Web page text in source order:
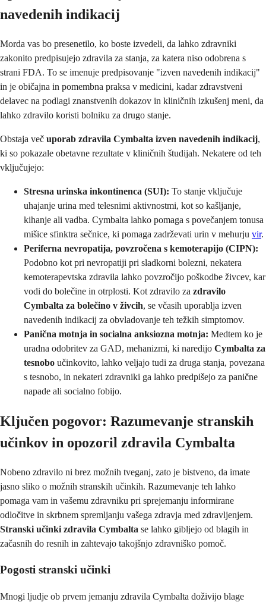
navedenih indikacij
Morda vas bo presenetilo, ko boste izvedeli, da lahko zdravniki
zakonito predpisujejo zdravila za stanja, za katera niso odobrena s
strani FDA. To se imenuje predpisovanje "izven navedenih indikacij"
in je običajna in pomembna praksa v medicini, kadar zdravstveni
delavec na podlagi znanstvenih dokazov in kliničnih izkušenj meni, da
lahko zdravilo koristi bolniku za drugo stanje.
Obstaja več uporab zdravila Cymbalta izven navedenih indikacij,
ki so pokazale obetavne rezultate v kliničnih študijah. Nekatere od teh
vključujejo:
Stresna urinska inkontinenca (SUI): To stanje vključuje
uhajanje urina med telesnimi aktivnostmi, kot so kašljanje,
kihanje ali vadba. Cymbalta lahko pomaga s povečanjem tonusa
mišice sfinktra sečnice, ki pomaga zadrževati urin v mehurju vir.
Periferna nevropatija, povzročena s kemoterapijo (CIPN):
Podobno kot pri nevropatiji pri sladkorni bolezni, nekatera
kemoterapevtska zdravila lahko povzročijo poškodbe živcev, kar
vodi do bolečine in otrplosti. Kot zdravilo za zdravilo
Cymbalta za bolečino v živcih, se včasih uporablja izven
navedenih indikacij za obvladovanje teh težkih simptomov.
Panična motnja in socialna anksiozna motnja: Medtem ko je
uradna odobritev za GAD, mehanizmi, ki naredijo Cymbalta za
tesnobo učinkovito, lahko veljajo tudi za druga stanja, povezana
s tesnobo, in nekateri zdravniki ga lahko predpišejo za panične
napade ali socialno fobijo.
Ključen pogovor: Razumevanje stranskih
učinkov in opozoril zdravila Cymbalta
Nobeno zdravilo ni brez možnih tveganj, zato je bistveno, da imate
jasno sliko o možnih stranskih učinkih. Razumevanje teh lahko
pomaga vam in vašemu zdravniku pri sprejemanju informirane
odločitve in skrbnem spremljanju vašega zdravja med zdravljenjem.
Stranski učinki zdravila Cymbalta se lahko gibljejo od blagih in
začasnih do resnih in zahtevajo takojšnjo zdravniško pomoč.
Pogosti stranski učinki
Mnogi ljudje ob prvem jemanju zdravila Cymbalta doživijo blage